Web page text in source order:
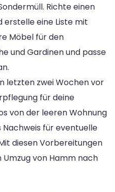
Richte einen
erstelle eine Liste mit
Möbel für den
und Gardinen und passe
letzten zwei Wochen vor
für deine
von der leeren Wohnung
für eventuelle
diesen Vorbereitungen
von Hamm nach